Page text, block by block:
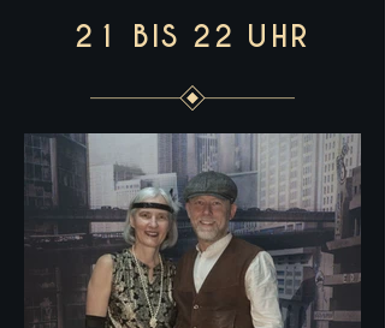
21 BIS 22 UHR